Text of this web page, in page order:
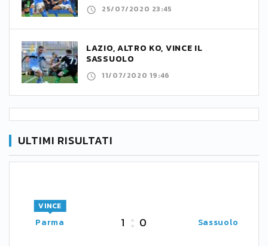
25/07/2020 23:45
LAZIO, ALTRO KO, VINCE IL
SASSUOLO
11/07/2020 19:46
ULTIMI RISULTATI
Parma
VINCE
1 0 Sassuolo